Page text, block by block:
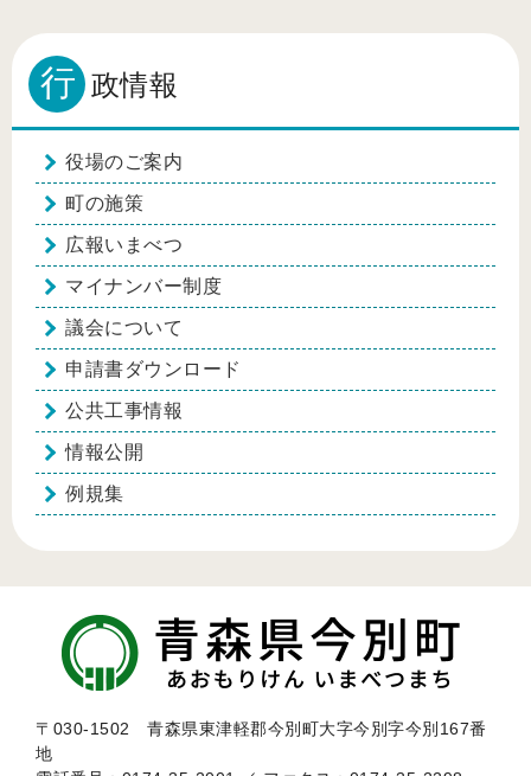
行 政情報
役場のご案内
町の施策
広報いまべつ
マイナンバー制度
議会について
申請書ダウンロード
公共工事情報
情報公開
例規集
〒030-1502 青森県東津軽郡今別町大字今別字今別167番
地